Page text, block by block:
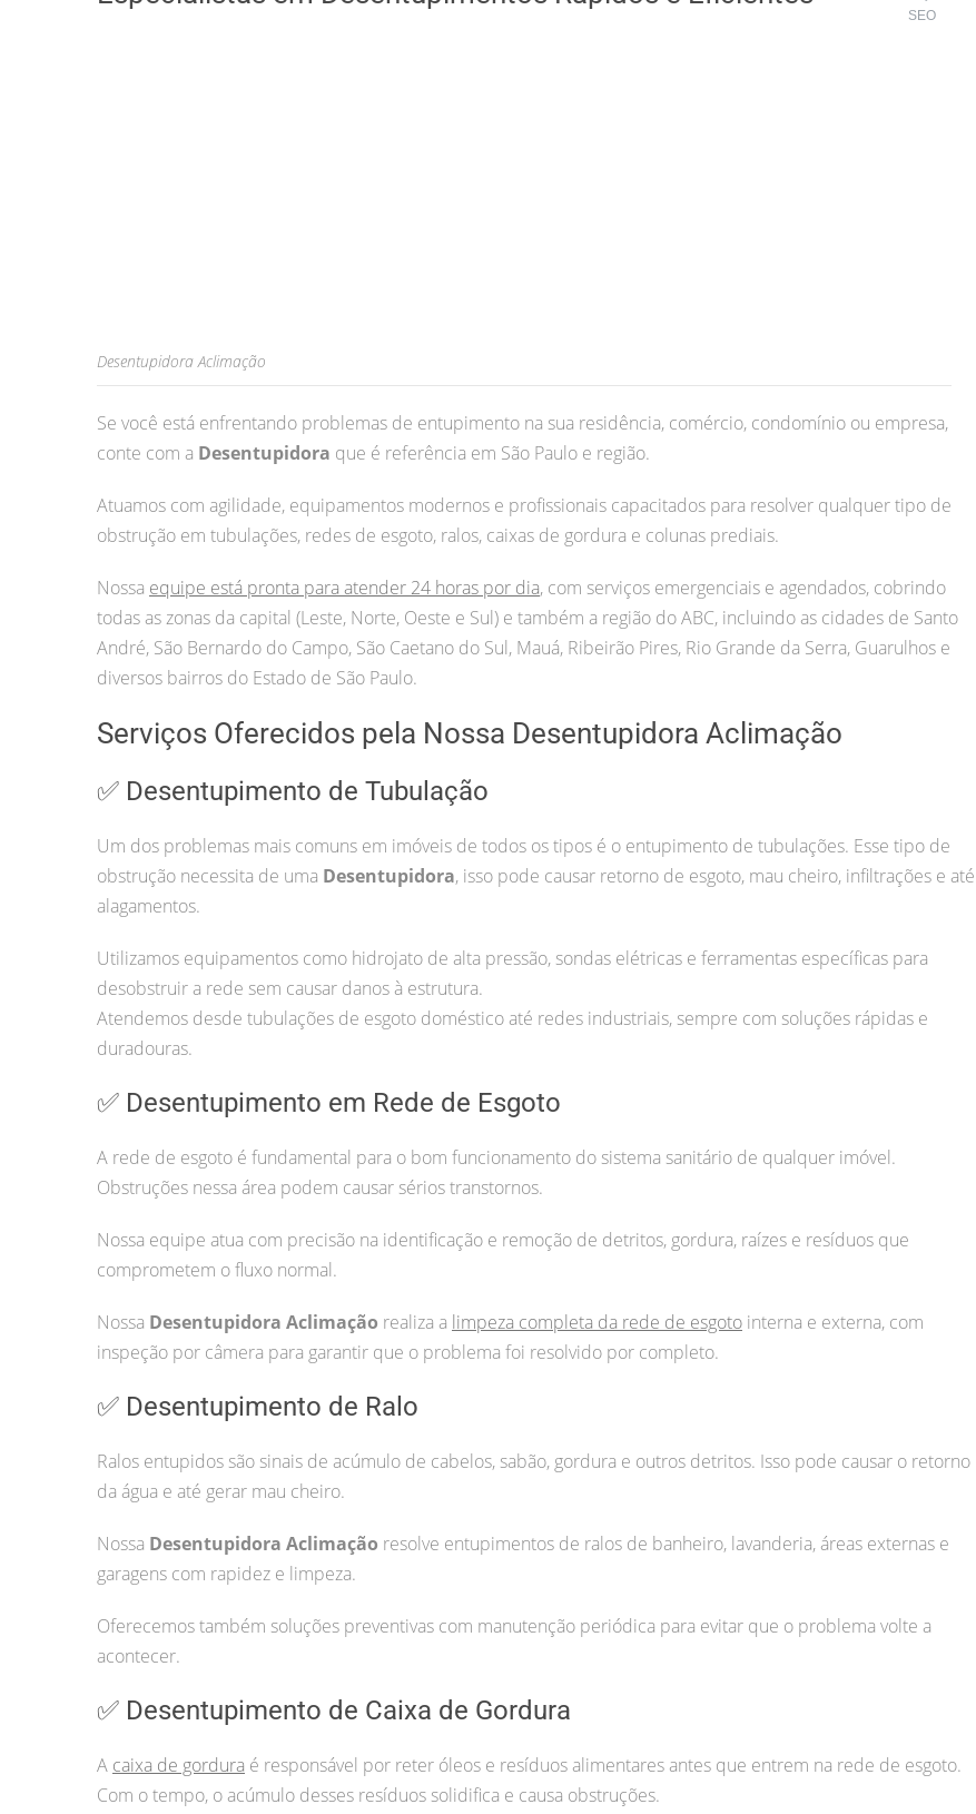
SEO
Desentupidora Aclimação
Se você está enfrentando problemas de entupimento na sua residência, comércio, condomínio ou empresa,
conte com a Desentupidora que é referência em São Paulo e região.
Atuamos com agilidade, equipamentos modernos e profissionais capacitados para resolver qualquer tipo de
obstrução em tubulações, redes de esgoto, ralos, caixas de gordura e colunas prediais.
Nossa equipe está pronta para atender 24 horas por dia, com serviços emergenciais e agendados, cobrindo
todas as zonas da capital (Leste, Norte, Oeste e Sul) e também a região do ABC, incluindo as cidades de Santo
André, São Bernardo do Campo, São Caetano do Sul, Mauá, Ribeirão Pires, Rio Grande da Serra, Guarulhos e
diversos bairros do Estado de São Paulo.
Serviços Oferecidos pela Nossa Desentupidora Aclimação
✅ Desentupimento de Tubulação
Um dos problemas mais comuns em imóveis de todos os tipos é o entupimento de tubulações. Esse tipo de
obstrução necessita de uma Desentupidora, isso pode causar retorno de esgoto, mau cheiro, infiltrações e até
alagamentos.
Utilizamos equipamentos como hidrojato de alta pressão, sondas elétricas e ferramentas específicas para
desobstruir a rede sem causar danos à estrutura.
Atendemos desde tubulações de esgoto doméstico até redes industriais, sempre com soluções rápidas e
duradouras.
✅ Desentupimento em Rede de Esgoto
A rede de esgoto é fundamental para o bom funcionamento do sistema sanitário de qualquer imóvel.
Obstruções nessa área podem causar sérios transtornos.
Nossa equipe atua com precisão na identificação e remoção de detritos, gordura, raízes e resíduos que
comprometem o fluxo normal.
Nossa Desentupidora Aclimação realiza a limpeza completa da rede de esgoto interna e externa, com
inspeção por câmera para garantir que o problema foi resolvido por completo.
✅ Desentupimento de Ralo
Ralos entupidos são sinais de acúmulo de cabelos, sabão, gordura e outros detritos. Isso pode causar o retorno
da água e até gerar mau cheiro.
Nossa Desentupidora Aclimação resolve entupimentos de ralos de banheiro, lavanderia, áreas externas e
garagens com rapidez e limpeza.
Oferecemos também soluções preventivas com manutenção periódica para evitar que o problema volte a
acontecer.
✅ Desentupimento de Caixa de Gordura
A caixa de gordura é responsável por reter óleos e resíduos alimentares antes que entrem na rede de esgoto.
Com o tempo, o acúmulo desses resíduos solidifica e causa obstruções.